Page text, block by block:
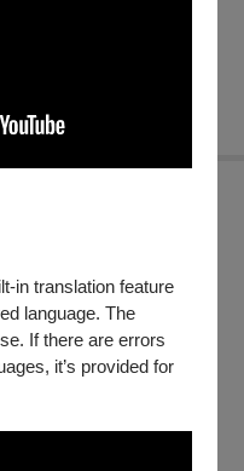
in translation feature
language. The
If there are errors
it’s provided for
perilous journey for Cam
joins this exodus,
bound for the "sea
券，可享會員優惠價（僅
，實體交易不適用）。
」（場次有「文」圖樣
（無法與其他優惠合併使